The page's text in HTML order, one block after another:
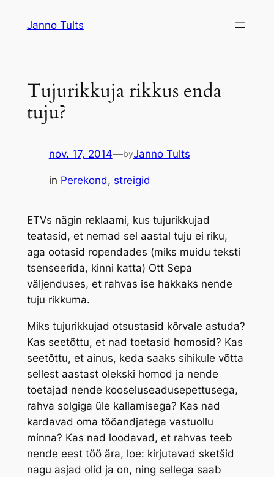
Janno Tults
Tujurikkuja rikkus enda
tuju?
nov. 17, 2014—byJanno Tults
in Perekond, streigid
ETVs nägin reklaami, kus tujurikkujad
teatasid, et nemad sel aastal tuju ei riku,
aga ootasid ropendades (miks muidu teksti
tsenseerida, kinni katta) Ott Sepa
väljenduses, et rahvas ise hakkaks nende
tuju rikkuma.
Miks tujurikkujad otsustasid kõrvale astuda?
Kas seetõttu, et nad toetasid homosid? Kas
seetõttu, et ainus, keda saaks sihikule võtta
sellest aastast olekski homod ja nende
toetajad nende kooseluseadusepettusega,
rahva solgiga üle kallamisega? Kas nad
kardavad oma tööandjatega vastuollu
minna? Kas nad loodavad, et rahvas teeb
nende eest töö ära, loe: kirjutavad sketšid
nagu asjad olid ja on, ning sellega saab